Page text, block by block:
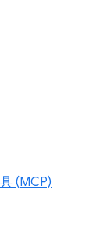
(MCP)